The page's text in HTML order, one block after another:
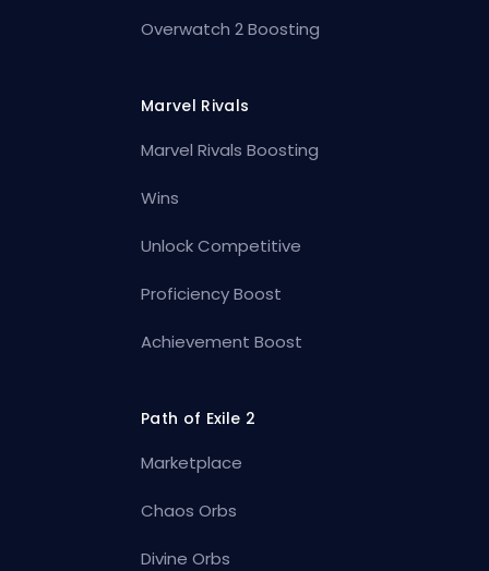
Overwatch 2 Boosting
Marvel Rivals
Marvel Rivals Boosting
Wins
Unlock Competitive
Proficiency Boost
Achievement Boost
Path of Exile 2
Marketplace
Chaos Orbs
Divine Orbs